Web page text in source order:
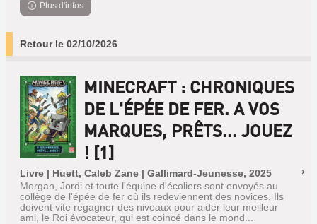
Plus d'infos
Retour le 02/10/2026
MINECRAFT : CHRONIQUES
DE L'ÉPÉE DE FER. A VOS
MARQUES, PRÊTS... JOUEZ
! [1]
Livre | Huett, Caleb Zane | Gallimard-Jeunesse, 2025
Morgan, Jordi et toute l'équipe d'écoliers sont envoyés au
collège de l'épée de fer où ils redeviennent des novices. Ils
doivent vite regagner des niveaux pour aider leur meilleur
ami, le Roi évocateur, qui est coincé dans le mond...